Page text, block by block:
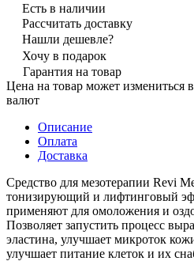
Есть в наличии
Рассчитать доставку
Нашли дешевле?
Хочу в подарок
Гарантия на товар
Цена на товар может измениться
валют
Описание
Оплата
Доставка
Средство для мезотерапии Revi
тонизирующий и лифтинговый
применяют для омоложения и
Позволяет запустить процесс
эластина, улучшает микроток
улучшает питание клеток и их